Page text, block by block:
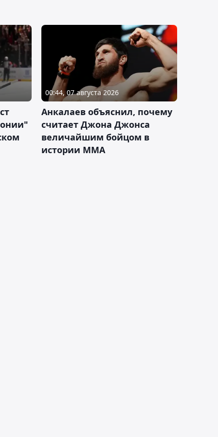
00:44, 07 августа 2026
Анкалаев объяснил, почему
считает Джона Джонса
величайшим бойцом в
истории ММА